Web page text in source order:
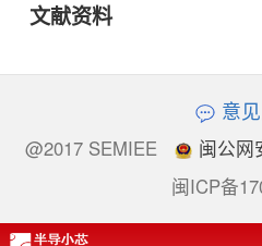
文献资料
意
@2017 SEMIEE
闽公网
闽ICP备